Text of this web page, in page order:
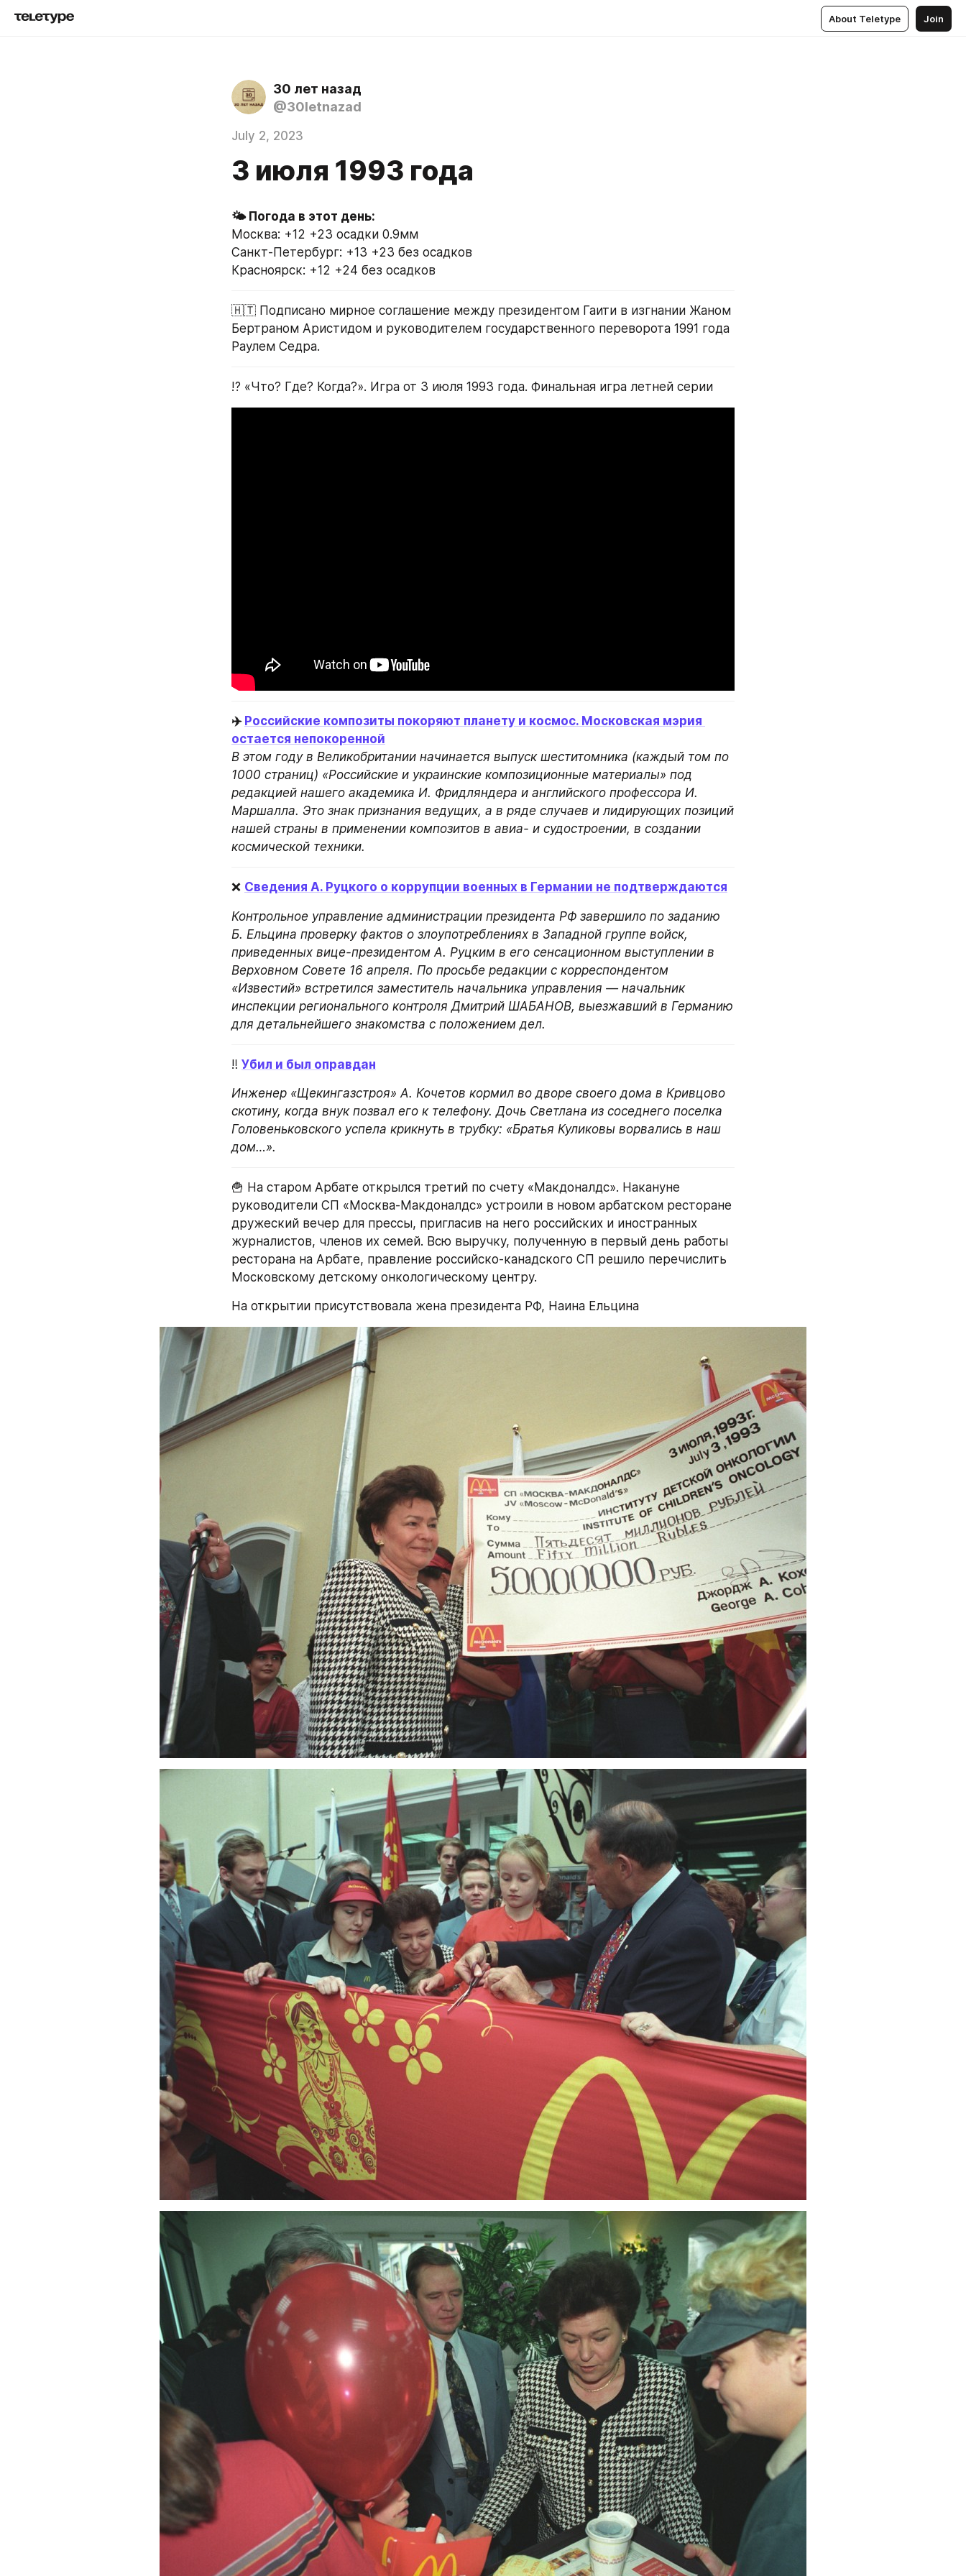
About Teletype Join
30 лет назад
@30letnazad
July 2, 2023
3 июля 1993 года
Москва: +12 +23 осадки 0.9мм
Санкт-Петербург: +13 +23 без осадков
Красноярск: +12 +24 без осадков
🇭🇹 Подписано мирное соглашение между президентом Гаити в изгнании Жаном
Бертраном Аристидом и руководителем государственного переворота 1991 года
Раулем Седра.
⁉️ «Что? Где? Когда?». Игра от 3 июля 1993 года. Финальная игра летней серии
✈️ Российские композиты покоряют планету и космос. Московская мэрия
остается непокоренной
В этом году в Великобритании начинается выпуск шеститомника (каждый том по
1000 страниц) «Российские и украинские композиционные материалы» под
редакцией нашего академика И. Фридляндера и английского профессора И.
Маршалла. Это знак признания ведущих, а в ряде случаев и лидирующих позиций
нашей страны в применении композитов в авиа- и судостроении, в создании
космической техники.
❌ Сведения А. Руцкого о коррупции военных в Германии не подтверждаются
Контрольное управление администрации президента РФ завершило по заданию
Б. Ельцина проверку фактов о злоупотреблениях в Западной группе войск,
приведенных вице-президентом А. Руцким в его сенсационном выступлении в
Верховном Совете 16 апреля. По просьбе редакции с корреспондентом
«Известий» встретился заместитель начальника управления — начальник
инспекции регионального контроля Дмитрий ШАБАНОВ, выезжавший в Германию
для детальнейшего знакомства с положением дел.
‼️ Убил и был оправдан
Инженер «Щекингазстроя» А. Кочетов кормил во дворе своего дома в Кривцово
скотину, когда внук позвал его к телефону. Дочь Светлана из соседнего поселка
Головеньковского успела крикнуть в трубку: «Братья Куликовы ворвались в наш
дом…».
🍟 На старом Арбате открылся третий по счету «Макдоналдс». Накануне
руководители СП «Москва-Макдоналдс» устроили в новом арбатском ресторане
дружеский вечер для прессы, пригласив на него российских и иностранных
журналистов, членов их семей. Всю выручку, полученную в первый день работы
ресторана на Арбате, правление российско-канадского СП решило перечислить
Московскому детскому онкологическому центру.
На открытии присутствовала жена президента РФ, Наина Ельцина